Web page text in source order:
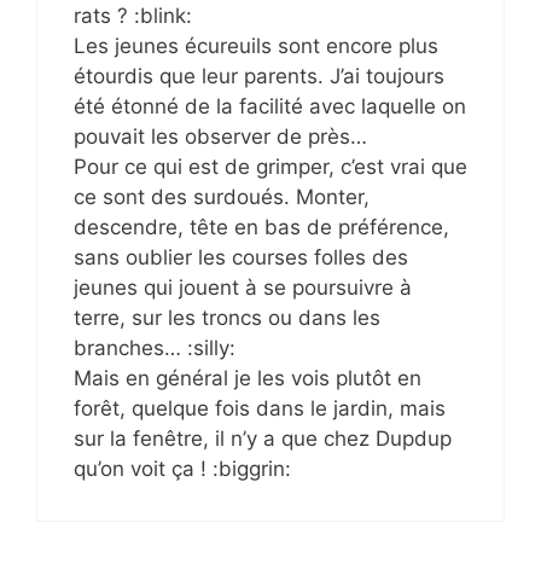
rats ? :blink:
Les jeunes écureuils sont encore plus
étourdis que leur parents. J’ai toujours
été étonné de la facilité avec laquelle on
pouvait les observer de près…
Pour ce qui est de grimper, c’est vrai que
ce sont des surdoués. Monter,
descendre, tête en bas de préférence,
sans oublier les courses folles des
jeunes qui jouent à se poursuivre à
terre, sur les troncs ou dans les
branches… :silly:
Mais en général je les vois plutôt en
forêt, quelque fois dans le jardin, mais
sur la fenêtre, il n’y a que chez Dupdup
qu’on voit ça ! :biggrin: